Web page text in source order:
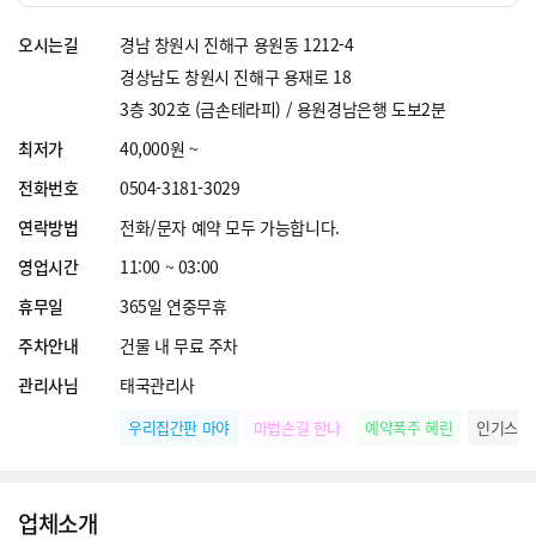
오시는길
경남 창원시 진해구 용원동 1212-4
경상남도 창원시 진해구 용재로 18
3층 302호 (금손테라피) / 용원경남은행 도보2분
최저가
40,000원 ~
전화번호
0504-3181-3029
연락방법
전화/문자 예약 모두 가능합니다.
영업시간
11:00 ~ 03:00
휴무일
365일 연중무휴
주차안내
건물 내 무료 주차
관리사님
태국관리사
우리집간판 마야 마법손길 한나 예약폭주 혜린 인기스
업체소개